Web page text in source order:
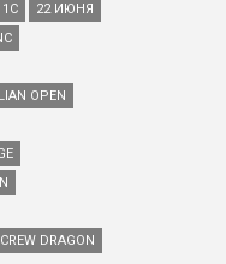
1С
22 ИЮНЯ
OPEN
CREW DRAGON